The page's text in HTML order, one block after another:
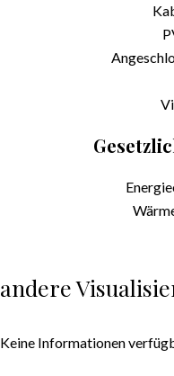
andere
Keine Informationen